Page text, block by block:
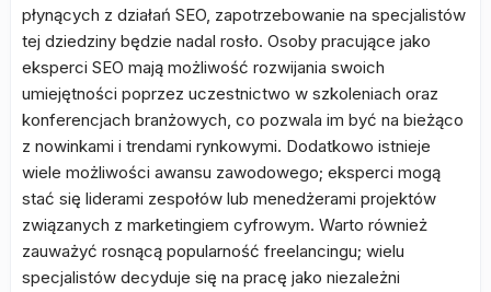
płynących z działań SEO, zapotrzebowanie na specjalistów
tej dziedziny będzie nadal rosło. Osoby pracujące jako
eksperci SEO mają możliwość rozwijania swoich
umiejętności poprzez uczestnictwo w szkoleniach oraz
konferencjach branżowych, co pozwala im być na bieżąco
z nowinkami i trendami rynkowymi. Dodatkowo istnieje
wiele możliwości awansu zawodowego; eksperci mogą
stać się liderami zespołów lub menedżerami projektów
związanych z marketingiem cyfrowym. Warto również
zauważyć rosnącą popularność freelancingu; wielu
specjalistów decyduje się na pracę jako niezależni